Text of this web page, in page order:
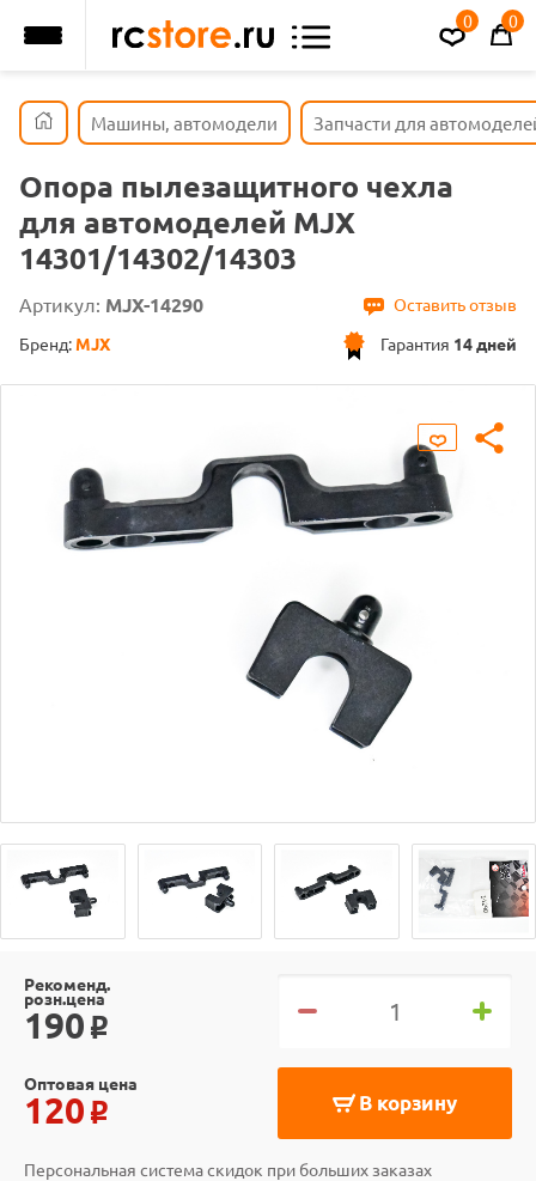
0 0
Машины, автомодели Запчасти для
Опора пылезащитного чехла
для автомоделей MJX
14301/14302/14303
Артикул: MJX-14290
Оставить отзыв
Гарантия 14 дней
Бренд: MJX
Рекоменд.
розн.цена
190 o
В корзину
Оптовая цена
120 o
Персональная система скидок при больших заказах